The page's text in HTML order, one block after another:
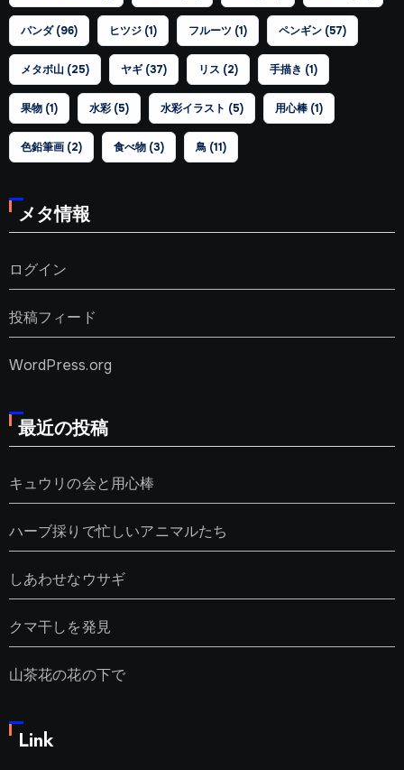
パンダ(96) ヒツジ(1) フルーツ(1) ペンギン(57)
メタボ山(25) ヤギ(37) リス (2) 手描き (1)
果物(1) 水彩(5) 水彩イラスト (5) 用心棒(1)
色鉛筆画(2) 食べ物(3) 鳥(11)
メタ情報
ログイン
投稿フィード
WordPress.org
最近の投稿
キュウリの会と用心棒
ハーブ採りで忙しいアニマルたち
しあわせなウサギ
クマ干しを発見
山茶花の花の下で
Link